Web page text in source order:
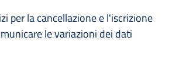
per la cancellazione e l'iscrizione
le variazioni dei dati